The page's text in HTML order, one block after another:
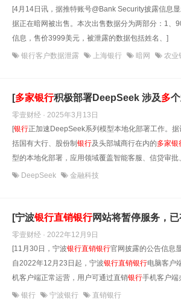
[4月14日讯，据推特账号@Bank Security披露信息
据正在暗网被出售。本次出售数据分为两部分：1、
信息，售价3999美元，被泄露的数据包括姓名、]
银行客户数据泄露 上海银行 暗网 农业
[多家银行积极部署DeepSeek 涉及多
零壹财经 · 2025年3月13日
[银行正加速DeepSeek系列模型本地化部署工作。
括国有大行、股份制银行及头部城商行在内的多家银
型的本地化部署，应用领域覆盖智能客服、信贷审批
DeepSeek 金融科技
[宁波银行直销银行网站将暂停服务，已
零壹财经 · 2022年12月9日
[11月30日，宁波银行直销银行官网披露的公告信息
自2022年12月23日起，宁波银行直销银行电脑客户
机客户端正常运营，用户可通过直销银行手机客户端
银行 宁波银行 直销银行